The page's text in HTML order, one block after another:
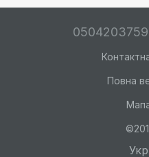
0504203759
Повна
Укр